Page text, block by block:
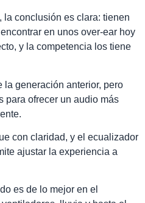
la conclusión es clara: tienen
en unos over-ear hoy
y la competencia los tiene
la generación anterior, pero
para ofrecer un audio más
con claridad, y el ecualizador
ajustar la experiencia a
es de lo mejor en el